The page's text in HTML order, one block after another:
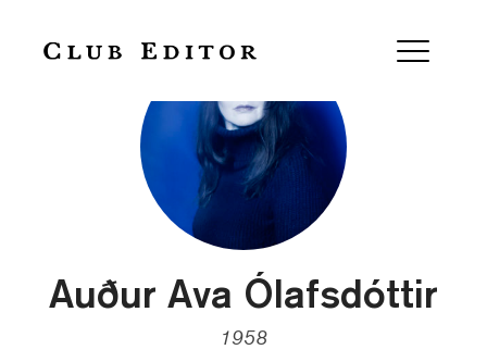
Auður Ava Ólafsdóttir
1958